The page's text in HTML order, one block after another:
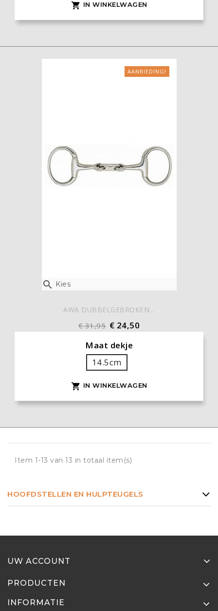
 IN WINKELWAGEN
 Kies
AANBIEDING!
AWA DUBBELGEBROKEN...
€ 31,95 € 24,50
Maat dekje
14.5cm
 IN WINKELWAGEN
Item 1-13 van 13 in totaal item(s)
HOOFDSTELLEN EN HULPTEUGELS
UW ACCOUNT
PRODUCTEN
INFORMATIE